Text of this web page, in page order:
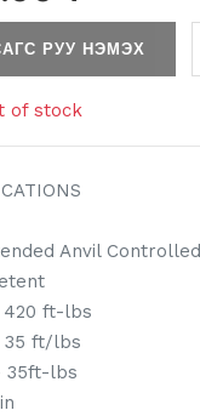
РУУ НЭМЭХ
of stock
Anvil
420 ft-lbs
35 ft/lbs
35ft-lbs